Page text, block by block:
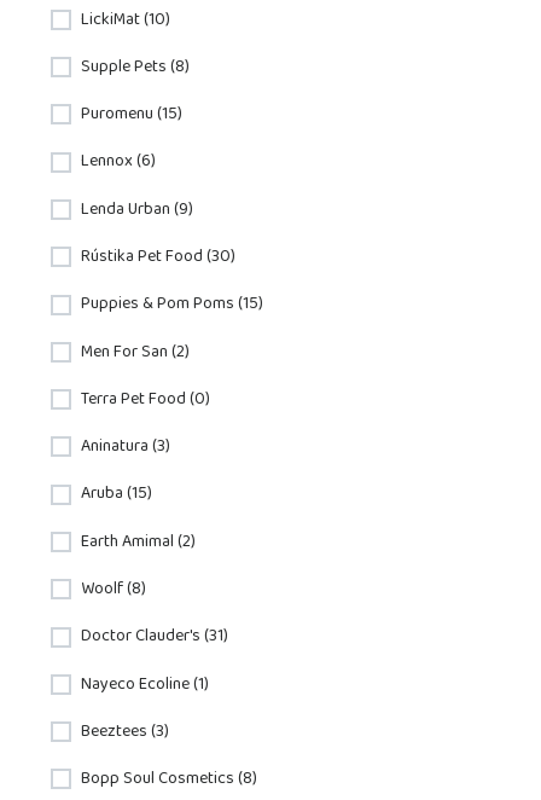
LickiMat (10)
Supple Pets (8)
Puromenu (15)
Lennox (6)
Lenda Urban (9)
Rústika Pet Food (30)
Puppies & Pom Poms (15)
Men For San (2)
Terra Pet Food (0)
Aninatura (3)
Aruba (15)
Earth Amimal (2)
Woolf (8)
Doctor Clauder's (31)
Nayeco Ecoline (1)
Beeztees (3)
Bopp Soul Cosmetics (8)